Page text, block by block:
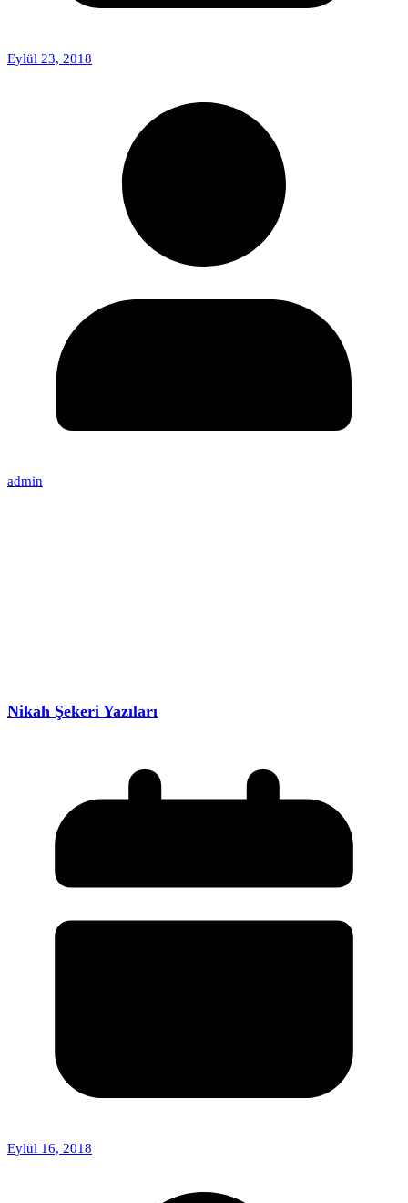
Eylül 23, 2018
admin
Nikah Şekeri Yazıları
Eylül 16, 2018